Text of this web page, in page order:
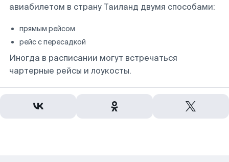
авиабилетом в страну Таиланд двумя способами:
прямым рейсом
рейс с пересадкой
Иногда в расписании могут встречаться
чартерные рейсы и лоукосты.